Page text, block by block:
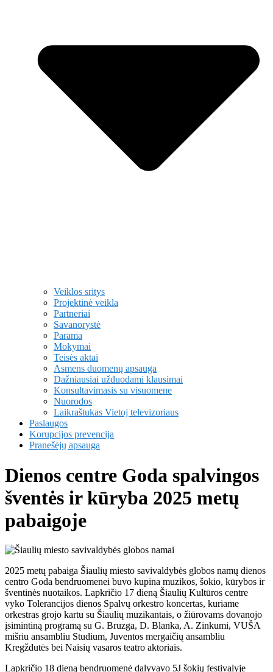
Veiklos sritys
Projektinė veikla
Partneriai
Savanorystė
Parama
Mokymai
Teisės aktai
Asmens duomenų apsauga
Dažniausiai užduodami klausimai
Konsultavimasis su visuomene
Nuorodos
Laikraštukas Vietoj televizoriaus
Paslaugos
Korupcijos prevencija
Pranešėjų apsauga
Dienos centre Goda spalvingos
šventės ir kūryba 2025 metų
pabaigoje
2025 metų pabaiga Šiaulių miesto savivaldybės globos namų dienos
centro Goda bendruomenei buvo kupina muzikos, šokio, kūrybos ir
šventinės nuotaikos. Lapkričio 17 dieną Šiaulių Kultūros centre
vyko Tolerancijos dienos Spalvų orkestro koncertas, kuriame
orkestras grojo kartu su Šiaulių muzikantais, o žiūrovams dovanojo
įsimintiną programą su G. Bruzga, D. Blanka, A. Zinkumi, VUŠA
mišriu ansambliu Studium, Juventos mergaičių ansambliu
Kregždutės bei Naisių vasaros teatro aktoriais.
Lapkričio 18 dieną bendruomenė dalyvavo 5J šokių festivalyje